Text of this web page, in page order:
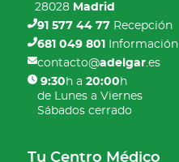
28028 Madrid
91 577 44 77 Recepción
681 049 801
Información
contacto@adelgar.es
9:30 h a20:00 h
de Lunes a Viernes
Sábados cerrado
Tu Centro Médico